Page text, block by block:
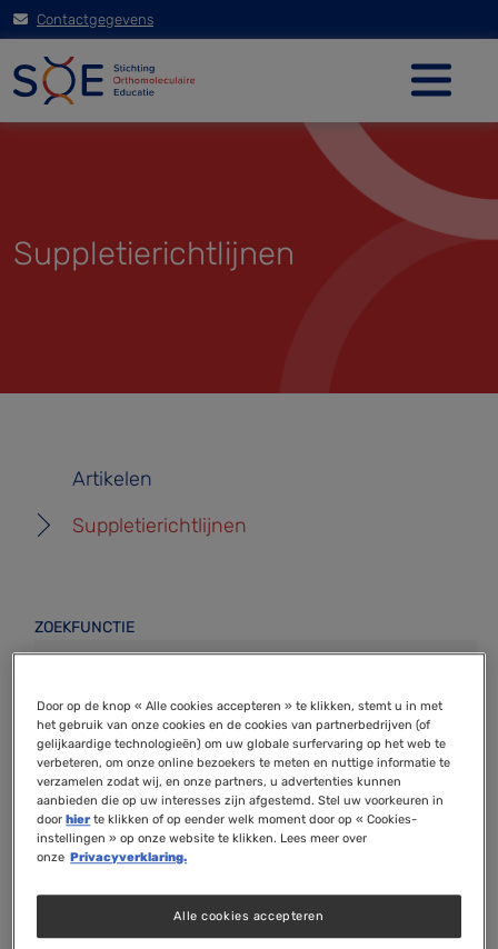
Contactgegevens
Suppletierichtlijnen
Artikelen
Suppletierichtlijnen
ZOEKFUNCTIE
Sorteer
Volgorde
Door op de knop « Alle cookies accepteren » te klikken, stemt u in met
het gebruik van onze cookies en de cookies van partnerbedrijven (of
gelijkaardige technologieën) om uw globale surfervaring op het web te
verbeteren, om onze online bezoekers te meten en nuttige informatie te
verzamelen zodat wij, en onze partners, u advertenties kunnen
aanbieden die op uw interesses zijn afgestemd. Stel uw voorkeuren in
doorhierte klikken of op eender welk moment door op « Cookies-
instellingen » op onze website te klikken. Lees meer over
onze Privacyverklaring.
Alle cookies accepteren